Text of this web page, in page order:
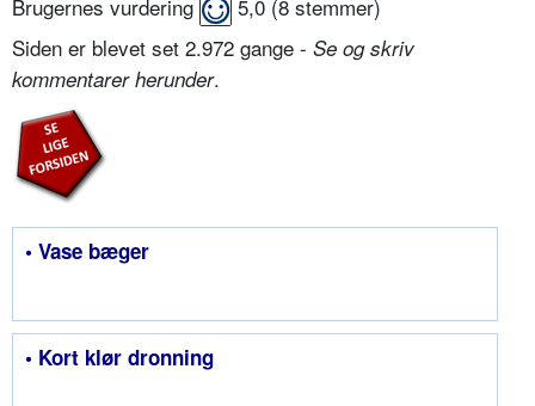
Brugernes vurdering 5,0 (8 stemmer)
Siden er blevet set 2.972 gange - Se og skriv
kommentarer herunder.
• Vase bæger
• Kort klør dronning